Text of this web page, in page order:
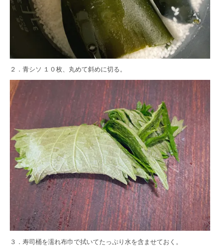
２．青シソ １０枚、丸めて斜めに切る。
３．寿司桶を濡れ布巾で拭いてたっぷり水を含ませておく。